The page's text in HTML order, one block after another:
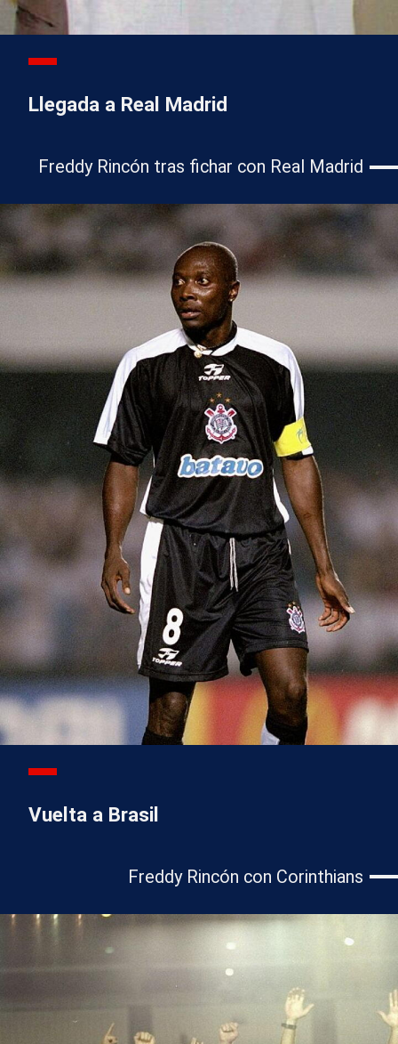
Llegada a Real Madrid
Freddy Rincón tras fichar con Real Madrid
Vuelta a Brasil
Freddy Rincón con Corinthians